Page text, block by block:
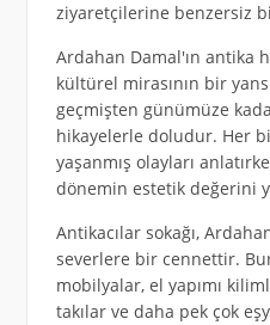
ziyaretçilerine benzersiz
Ardahan Damal'ın antika
kültürel mirasının bir
geçmişten günümüze
hikayelerle doludur. Her
yaşanmış olayları
dönemin estetik değerini
Antikacılar sokağı,
severlere bir cennettir.
mobilyalar, el yapımı
takılar ve daha pek çok